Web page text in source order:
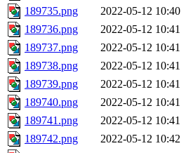
189735.png
2022-05-12 10:40
189736.png
2022-05-12 10:41
189737.png
2022-05-12 10:41
189738.png
2022-05-12 10:41
189739.png
2022-05-12 10:41
189740.png
2022-05-12 10:41
189741.png
2022-05-12 10:41
189742.png
2022-05-12 10:42